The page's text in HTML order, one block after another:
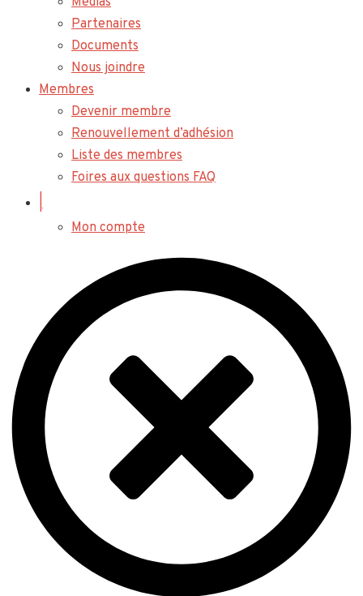
Partenaires
Documents
Nous joindre
Membres
Devenir membre
Renouvellement d’adhésion
Liste des membres
Foires aux questions FAQ
|
Mon compte